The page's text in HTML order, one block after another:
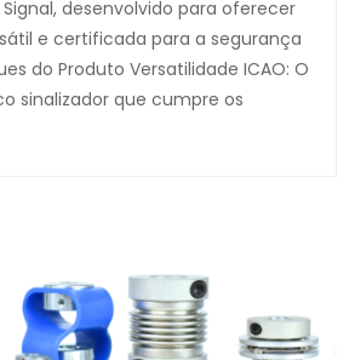
desenvolvido para oferecer
e certificada para a segurança
do Produto Versatilidade ICAO: O
sinalizador que cumpre os